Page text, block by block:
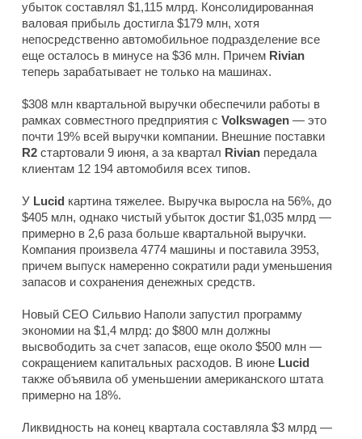
убыток составлял $1,115 млрд. Консолидированная
валовая прибыль достигла $179 млн, хотя
непосредственно автомобильное подразделение все
еще осталось в минусе на $36 млн. Причем Rivian
теперь зарабатывает не только на машинах.
$308 млн квартальной выручки обеспечили работы в
рамках совместного предприятия с Volkswagen — это
почти 19% всей выручки компании. Внешние поставки
R2 стартовали 9 июня, а за квартал Rivian передала
клиентам 12 194 автомобиля всех типов.
У Lucid картина тяжелее. Выручка выросла на 56%, до
$405 млн, однако чистый убыток достиг $1,035 млрд —
примерно в 2,6 раза больше квартальной выручки.
Компания произвела 4774 машины и поставила 3953,
причем выпуск намеренно сократили ради уменьшения
запасов и сохранения денежных средств.
Новый CEO Сильвио Наполи запустил программу
экономии на $1,4 млрд: до $800 млн должны
высвободить за счет запасов, еще около $500 млн —
сокращением капитальных расходов. В июне Lucid
также объявила об уменьшении американского штата
примерно на 18%.
Ликвидность на конец квартала составляла $3 млрд —